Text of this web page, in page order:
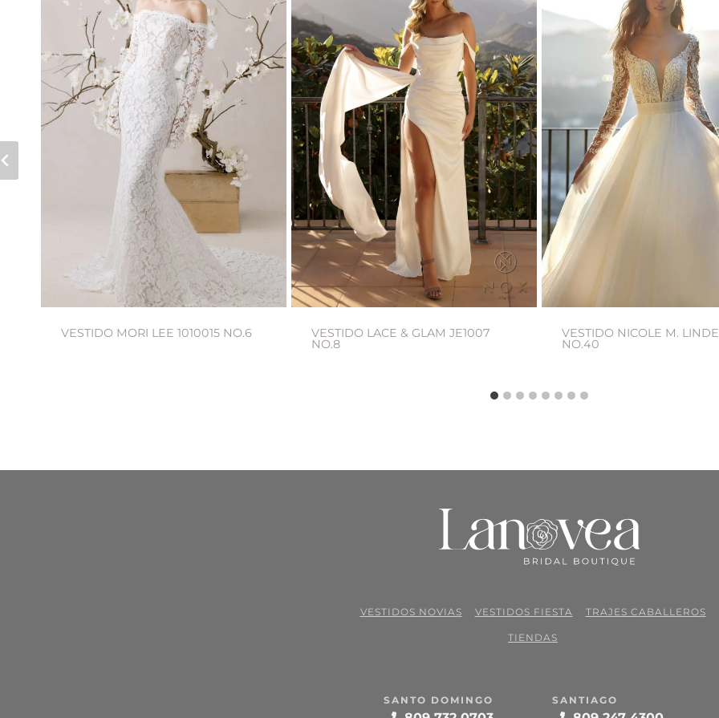
VESTIDO MORI LEE 1010015 NO.6 VESTIDO LACE & GLAM JE1007
NO.8
VESTIDO NICOLE M.
NO.40
VESTIDOS NOVIAS VESTIDOS FIESTA TRAJES CABALLEROS
TIENDAS
SANTO DOMINGO SANTIAGO